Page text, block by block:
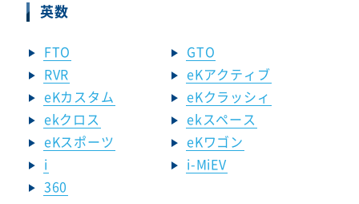
英数
FTO
GTO
RVR
eKアクティブ
eKカスタム
eKクラッシィ
ekクロス
ekスペース
eKスポーツ
eKワゴン
i
i-MiEV
360